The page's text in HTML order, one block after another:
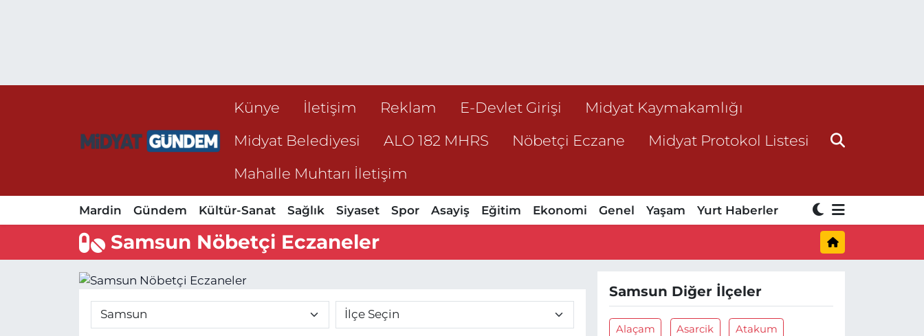
Künye İletişim Reklam E-Devlet Girişi
Midyat Kaymakamlığı
Midyat Belediyesi
ALO 182 MHRS Nöbetçi Eczane
Midyat Protokol Listesi
Mahalle Muhtarı İletişim
Mardin Gündem Kültür-Sanat Sağlık Siyaset Spor Asayiş Eğitim Ekonomi Genel Yaşam Yurt Haberler
Samsun Nöbetçi Eczaneler
Samsun Diğer İlçeler
Alaçam Asarcik Atakum